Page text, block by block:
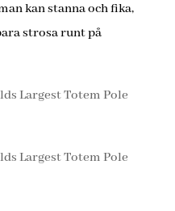
kan stanna och fika,
strosa runt på